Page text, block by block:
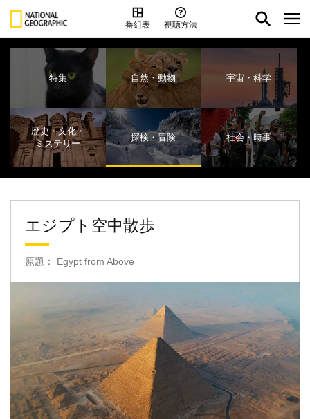
番組表 視聴方法
特集 自然・動物 宇宙・科学
歴史・文化・
ミステリー
探検・冒険 社会・時事
エジプト空中散歩
原題： Egypt from Above